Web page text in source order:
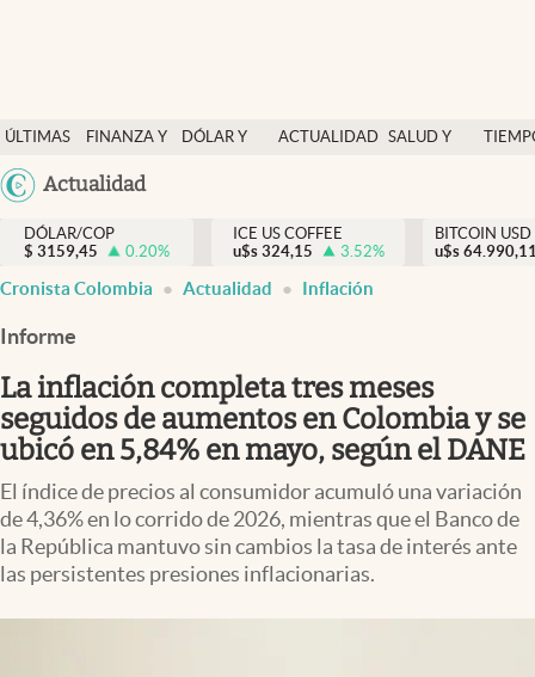
ÚLTIMAS
NOTICIAS
FINANZA Y
DÓLAR Y
ACTUALIDAD SALUD Y
México
Actualidad
Salud y nutrición
Vida espiritual
Actualidad
Colombia
DÓLAR/COP
$ 3159,45 0.20%
ICE US COFFEE
u$s 324,15 3.52%
BITCOIN USD
u$s
Cronista Colombia Actualidad Inflación
Informe
La inflación completa tres meses
seguidos de aumentos en Colombia y se
ubicó en 5,84% en mayo, según el DANE
El índice de precios al consumidor acumuló una variación
de 4,36% en lo corrido de 2026, mientras que el Banco de
la República mantuvo sin cambios la tasa de interés ante
las persistentes presiones inflacionarias.